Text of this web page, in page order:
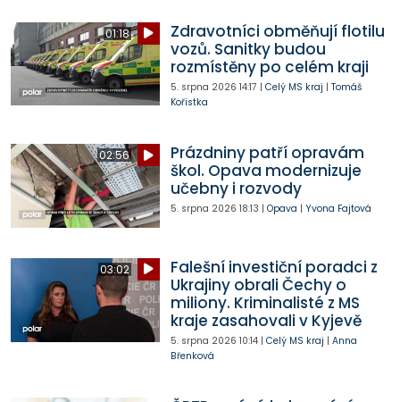
01:18
Zdravotníci obměňují flotilu
vozů. Sanitky budou
rozmístěny po celém kraji
5. srpna 2026 14:17 | Celý MS kraj | Tomáš
Kořistka
02:56
Prázdniny patří opravám
škol. Opava modernizuje
učebny i rozvody
5. srpna 2026 18:13 | Opava | Yvona Fajtová
03:02
Falešní investiční poradci z
Ukrajiny obrali Čechy o
miliony. Kriminalisté z MS
kraje zasahovali v Kyjevě
5. srpna 2026 10:14| Celý MS kraj | Anna
Břenková